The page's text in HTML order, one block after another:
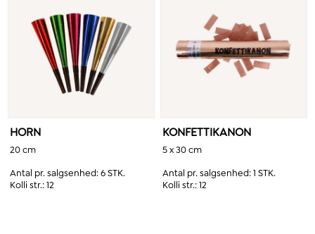
HORN
20 cm
Antal pr. salgsenhed:6 STK.
Kolli str.:12
KONFETTIKANON
5 x 30 cm
Antal pr. salgsenhed:1 STK.
Kolli str.:12